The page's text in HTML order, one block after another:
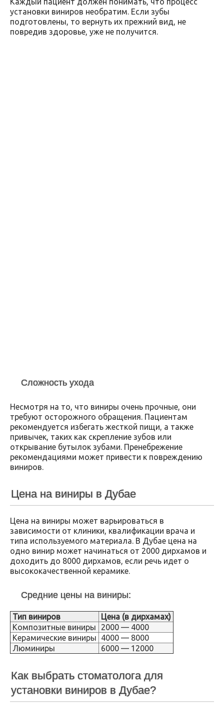
установки виниров необратим. Если зубы
подготовлены, то вернуть их прежний вид, не
повредив здоровье, уже не получится.
Сложность ухода
Несмотря на то, что виниры очень прочные, они
требуют осторожного обращения. Пациентам
рекомендуется избегать жесткой пищи, а также
привычек, таких как скрепление зубов или
открывание бутылок зубами. Пренебрежение
рекомендациями может привести к повреждению
виниров.
Цена на виниры в Дубае
Цена на виниры может варьироваться в
зависимости от клиники, квалификации врача и
типа используемого материала. В Дубае цена на
одно винир может начинаться от 2000 дирхамов и
доходить до 8000 дирхамов, если речь идет о
высококачественной керамике.
Средние цены на виниры:
Тип виниров
Цена (в дирхамах)
Композитные виниры
2000 — 4000
Керамические виниры
4000 — 8000
Люминиры
6000 — 12000
Как выбрать стоматолога для
установки виниров в Дубае?